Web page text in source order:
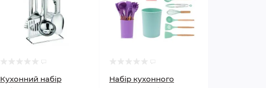
Кухонний набір
Набір кухонного